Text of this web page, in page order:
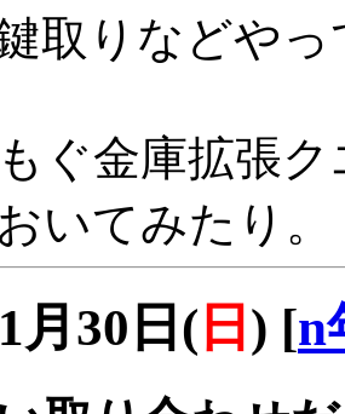
取りなどや
ぐ金庫拡張
いてみたり。
月30日( 日 ) [n